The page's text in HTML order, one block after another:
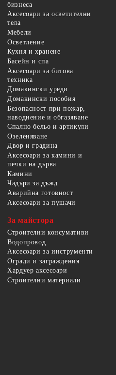
бизнеса
Аксесоари за осветителни
тела
Мебели
Осветление
Кухня и хранене
Басейн и спа
Аксесоари за битова
техника
Домакински уреди
Домакински пособия
Безопасност при пожар,
наводнение и обгазяване
Спално бельо и артикули
Озеленяване
Двор и градина
Аксесоари за камини и
печки на дърва
Камини
Чадъри за дъжд
Аварийна готовност
Аксесоари за пушачи
За майстора
Строителни консумативи
Водопровод
Аксесоари за инструменти
Огради и заграждения
Хардуер аксесоари
Строителни материали